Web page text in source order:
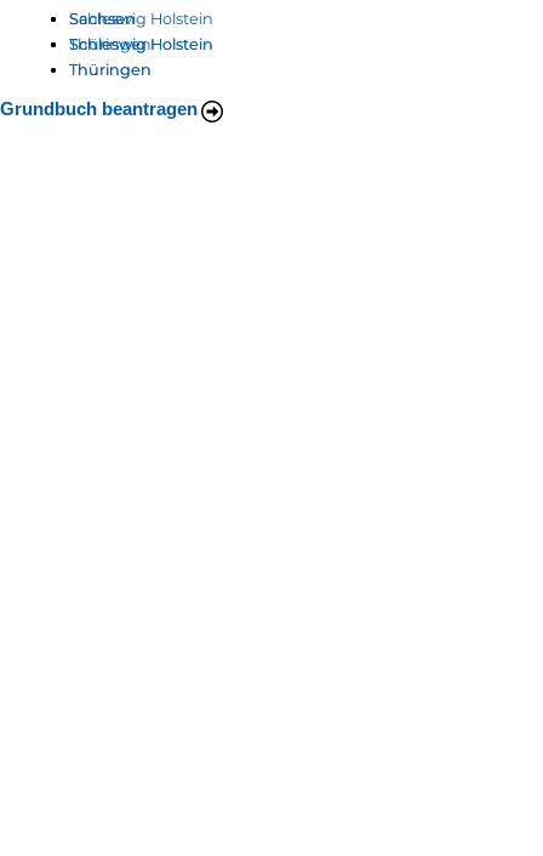
Schleswig Holstein
Thüringen
Grundbuch beantragen
Sachsen
Schleswig Holstein
Thüringen
Sachsen
Schleswig Holstein
Thüringen